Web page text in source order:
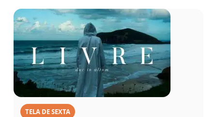
TELA DE SEXTA